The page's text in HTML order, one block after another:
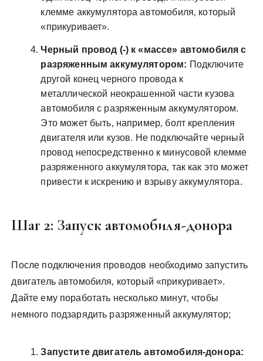
клемме аккумулятора автомобиля‚ который
«прикуривает».
Черный провод (-) к «массе» автомобиля с
разряженным аккумулятором: Подключите
другой конец черного провода к
металлической неокрашенной части кузова
автомобиля с разряженным аккумулятором.
Это может быть‚ например‚ болт крепления
двигателя или кузов. Не подключайте черный
провод непосредственно к минусовой клемме
разряженного аккумулятора‚ так как это может
привести к искрению и взрыву аккумулятора.
Шаг 2: Запуск автомобиля-донора
После подключения проводов необходимо запустить
двигатель автомобиля‚ который «прикуривает».
Дайте ему поработать несколько минут‚ чтобы
немного подзарядить разряженный аккумулятор;
Запустите двигатель автомобиля-донора: